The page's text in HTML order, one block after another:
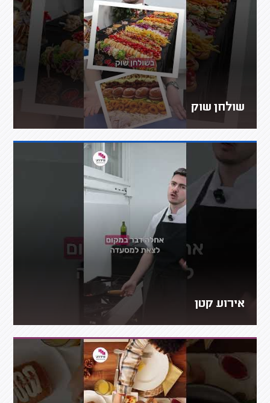
שולחן שוק
אירוע קטן